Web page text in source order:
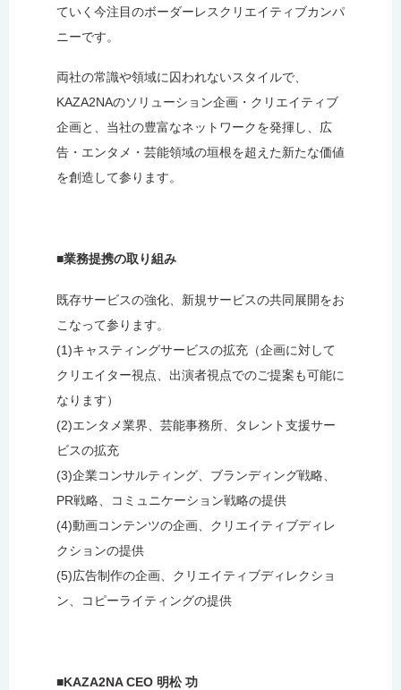
ていく今注目のボーダーレスクリエイティブカンパ
ニーです。
両社の常識や領域に囚われないスタイルで、
KAZA2NAのソリューション企画・クリエイティブ
企画と、当社の豊富なネットワークを発揮し、広
告・エンタメ・芸能領域の垣根を超えた新たな価値
を創造して参ります。
■業務提携の取り組み
既存サービスの強化、新規サービスの共同展開をお
こなって参ります。
(1)キャスティングサービスの拡充（企画に対して
クリエイター視点、出演者視点でのご提案も可能に
なります）
(2)エンタメ業界、芸能事務所、タレント支援サー
ビスの拡充
(3)企業コンサルティング、ブランディング戦略、
PR戦略、コミュニケーション戦略の提供
(4)動画コンテンツの企画、クリエイティブディレ
クションの提供
(5)広告制作の企画、クリエイティブディレクショ
ン、コピーライティングの提供
■KAZA2NA CEO 明松 功